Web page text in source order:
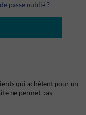
passe oublié ?
qui achètent pour un
ne permet pas